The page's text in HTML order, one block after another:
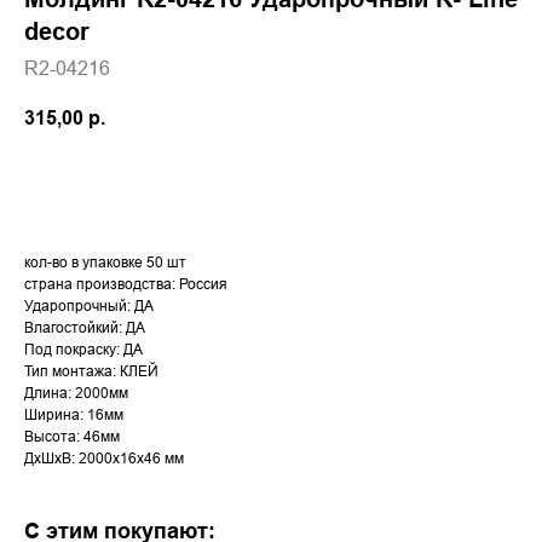
decor
R2-04216
315,00 р.
кол-во в упаковке 50 шт
страна производства: Россия
Ударопрочный: ДА
Влагостойкий: ДА
Под покраску: ДА
Тип монтажа: КЛЕЙ
Длина: 2000мм
Ширина: 16мм
Высота: 46мм
ДxШxВ: 2000x16x46 мм
С этим покупают: